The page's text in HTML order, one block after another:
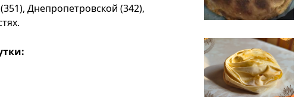
Днепропетровской (342),